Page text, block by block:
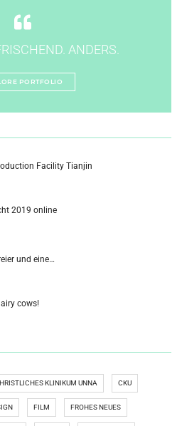
ANDERS.
PORTFOLIO
Facility Tianjin
2019 online
und eine…
cows!
KLINIKUM UNNA CKU
FILM FROHES NEUES